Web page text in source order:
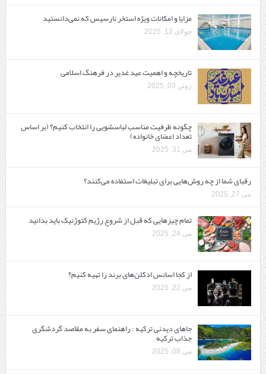
مزایا و امکانات ویژه استخر نارسیس که نمی‌دانستید
جولای 12, 2025
تاریخچه و اهمیت عید غدیر در فرهنگ اسلامی
ژوئن 03, 2025
چگونه ظرفیت مناسب لباسشویی را انتخاب کنیم؟ (بر اساس
تعداد اعضای خانواده)
می 31, 2025
رقبای شما از چه روش‌هایی برای تبلیغات استفاده می‌کنند؟
می 27, 2025
تمام چیزهایی که قبل از شروع رژیم کتوژنیک باید بدانید‎
می 24, 2025
از کجا اسانس ادکلن‌های برند را تهیه کنیم؟
می 22, 2025
جاهای دیدنی ترکیه : راهنمای سفر به مقاصد گردشگری
جذاب ترکیه
می 08, 2025